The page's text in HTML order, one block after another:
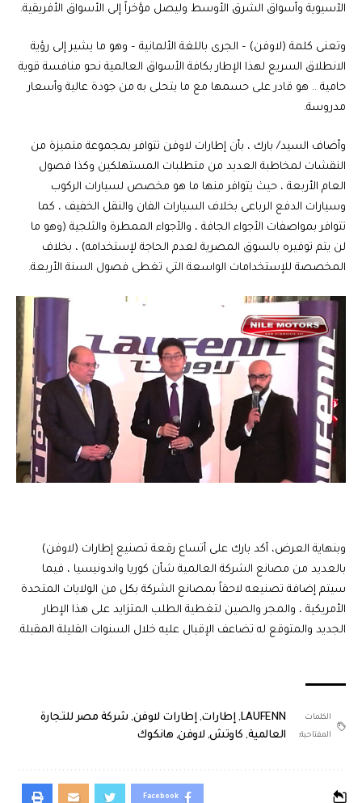
الآسيوية وأسواق الشرق الأوسط وليصل مؤخراً إلى الأسواق الأفريقية.
وتعنى كلمة (لاوفن) – الجرى باللغة الألمانية – وهو ما يشير إلى رؤية
الانطلاق السريع لهذا الإطار بكافة الأسواق العالمية نحو منافسة قوية
حامية .. هو قادر على حسمها مع ما يتحلى به من جودة عالية وأسعار
مدروسة.
وأضاف السيد/ بارك ، بأن إطارات لاوفن تتوافر بمجموعة متميزة من
النقشات لمخاطبة العديد من متطلبات المستهلكين وكذا فصول
العام الأربعة ، حيث يتوافر منها ما هو مخصص لسيارات الركوب
وسيارات الدفع الرباعى بخلاف السيارات الفان والنقل الخفيف ، كما
تتوافر بمواصفات الأجواء الجافة ، والأجواء الممطرة والثلجية (وهو ما
لن يتم توفيره بالسوق المصرية لعدم الحاجة لإستخدامه) ، بخلاف
المخصصة للإستخدامات الواسعة التي تغطى فصول السنة الأربعة.
وبنهاية العرض، أكد بارك على أتساع رقعة تصنيع إطارات (لاوفن)
بالعديد من مصانع الشركة العالمية شأن كوريا واندونيسيا ، فيما
سيتم إضافة تصنيعه لاحقاً بمصانع الشركة بكل من الولايات المتحدة
الأمريكية ، والمجر والصين لتغطية الطلب المتزايد على هذا الإطار
الجديد والمتوقع له تضاعف الإقبال عليه خلال السنوات القليلة المقبلة.
الكلمات
المفتاحية:
LAUFENN
, إطارات, إطارات لاوفن, شركة مصر للتجارة
العالمية, كاوتش, لاوفن, هانكوك
Facebook